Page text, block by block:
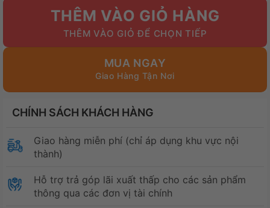
19.190.000₫.
18.999.000₫.
THÊM VÀO GIỎ HÀNG
MUA NGAY
CHÍNH SÁCH KHÁCH HÀNG
Giao hàng miễn phí (chỉ áp dụng khu vực nội
thành)
Hỗ trợ trả góp lãi xuất thấp cho các sản phẩm
thông qua các đơn vị tài chính